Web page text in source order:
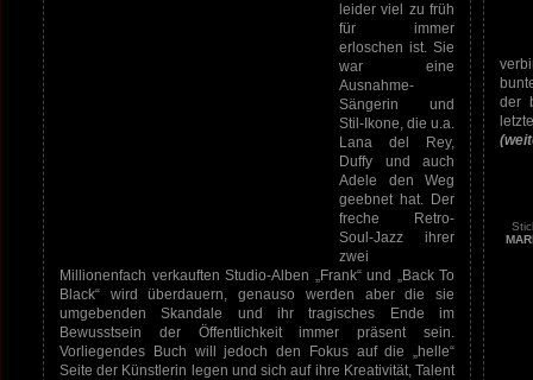
leider viel zu früh
für immer
erloschen ist. Sie
war eine
Ausnahme-
Sängerin und
Stil-Ikone, die u.a.
Lana del Rey,
Duffy und auch
Adele den Weg
geebnet hat. Der
freche Retro-
Soul-Jazz ihrer
zwei
Millionenfach verkauften Studio-Alben „Frank“ und „Back To
Black“ wird überdauern, genauso werden aber die sie
umgebenden Skandale und ihr tragisches Ende im
Bewusstsein der Öffentlichkeit immer präsent sein.
Vorliegendes Buch will jedoch den Fokus auf die „helle“
Seite der Künstlerin legen und sich auf ihre Kreativität, Talent
der